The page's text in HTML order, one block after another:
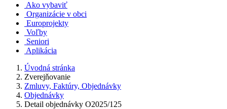
Ako vybaviť
Organizácie v obci
Europrojekty
Voľby
Seniori
Aplikácia
Úvodná stránka
Zverejňovanie
Zmluvy, Faktúry, Objednávky
Objednávky
Detail objednávky O2025/125